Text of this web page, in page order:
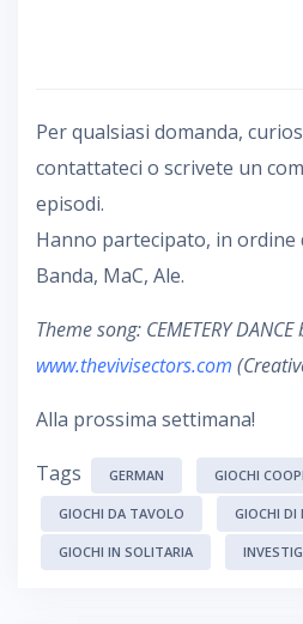
Per qualsiasi domanda,
contattateci o scrivete un
episodi.
Hanno partecipato, in ordine
Banda, MaC, Ale.
Theme song: CEMETERY
www.thevivisectors.com
Alla prossima settimana!
Tags GERMAN GIOCHI
GIOCHI DA TAVOLO GIOCHI DI
GIOCHI IN SOLITARIA